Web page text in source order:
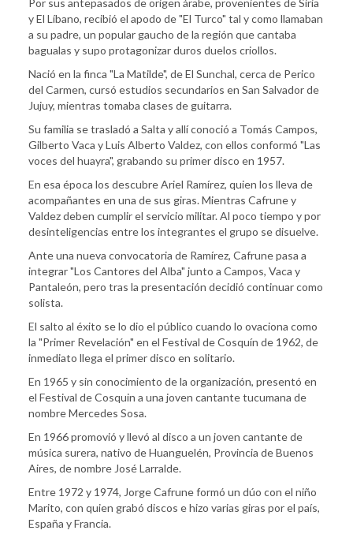
Por sus antepasados de origen árabe, provenientes de Siria
y El Líbano, recibió el apodo de "El Turco" tal y como llamaban
a su padre, un popular gaucho de la región que cantaba
bagualas y supo protagonizar duros duelos criollos.
Nació en la finca "La Matilde", de El Sunchal, cerca de Perico
del Carmen, cursó estudios secundarios en San Salvador de
Jujuy, mientras tomaba clases de guitarra.
Su familia se trasladó a Salta y allí conoció a Tomás Campos,
Gilberto Vaca y Luis Alberto Valdez, con ellos conformó "Las
voces del huayra", grabando su primer disco en 1957.
En esa época los descubre Ariel Ramírez, quien los lleva de
acompañantes en una de sus giras. Mientras Cafrune y
Valdez deben cumplir el servicio militar. Al poco tiempo y por
desinteligencias entre los integrantes el grupo se disuelve.
Ante una nueva convocatoria de Ramírez, Cafrune pasa a
integrar "Los Cantores del Alba" junto a Campos, Vaca y
Pantaleón, pero tras la presentación decidió continuar como
solista.
El salto al éxito se lo dio el público cuando lo ovaciona como
la "Primer Revelación" en el Festival de Cosquín de 1962, de
inmediato llega el primer disco en solitario.
En 1965 y sin conocimiento de la organización, presentó en
el Festival de Cosquin a una joven cantante tucumana de
nombre Mercedes Sosa.
En 1966 promovió y llevó al disco a un joven cantante de
música surera, nativo de Huanguelén, Provincia de Buenos
Aires, de nombre José Larralde.
Entre 1972 y 1974, Jorge Cafrune formó un dúo con el niño
Marito, con quien grabó discos e hizo varias giras por el país,
España y Francia.